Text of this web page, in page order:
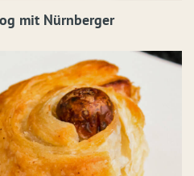
mit Nürnberger